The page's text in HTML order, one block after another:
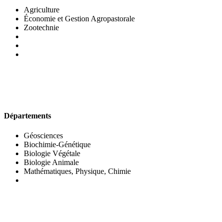
Agriculture
Économie et Gestion Agropastorale
Zootechnie
Départements
Géosciences
Biochimie-Génétique
Biologie Végétale
Biologie Animale
Mathématiques, Physique, Chimie